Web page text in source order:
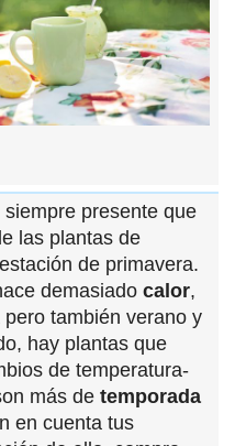
presente que
las plantas de
de primavera.
demasiado calor,
también verano y
hay plantas que
de temperatura-
más de temporada
en cuenta tus